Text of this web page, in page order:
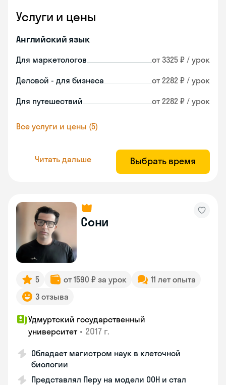
Услуги и цены
Английский язык
Для маркетологов от 3325 ₽ / урок
Деловой - для бизнеса от 2282 ₽ / урок
Для путешествий от 2282 ₽ / урок
Все услуги и цены (5)
Читать дальше Выбрать время
Сони
5 от 1590 ₽ за урок
11 лет опыта
3 отзыва
Удмуртский государственный
университет • 2017 г.
Обладает магистром наук в клеточной
биологии
Представлял Перу на модели ООН и стал